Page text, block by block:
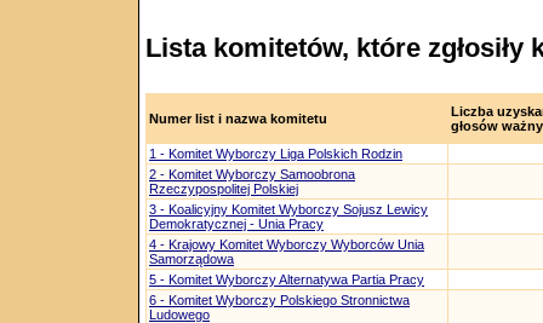
Lista komitetów, które
Numer list i nazwa komitetu
Liczba
głosów
1 - Komitet Wyborczy Liga Polskich Rodzin
2 - Komitet Wyborczy Samoobrona
Rzeczypospolitej Polskiej
3 - Koalicyjny Komitet Wyborczy Sojusz Lewicy
Demokratycznej - Unia Pracy
4 - Krajowy Komitet Wyborczy Wyborców Unia
Samorządowa
5 - Komitet Wyborczy Alternatywa Partia Pracy
6 - Komitet Wyborczy Polskiego Stronnictwa
Ludowego